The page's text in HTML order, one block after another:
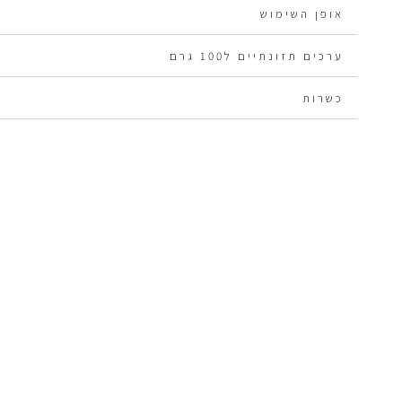
، جذر الزنجبيل ، سبيرولينا وكبسولة نبات السليلوز.
طريقة الاستخدام: تناول كبسولة أو كبسولتين يوميًا مع الماء أو
العضوي من بوكا ، قبل الأكل.
אופן השימוש
ערכים תזונתיים ל100 גרם
כשרות